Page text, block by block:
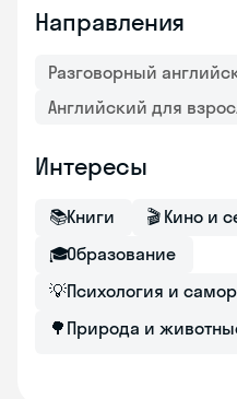
Направления
Разговорный
Английский для
Интересы
📚Книги 🎬 Кино и
🎓Образование
💡Психология и
🌳 Природа и